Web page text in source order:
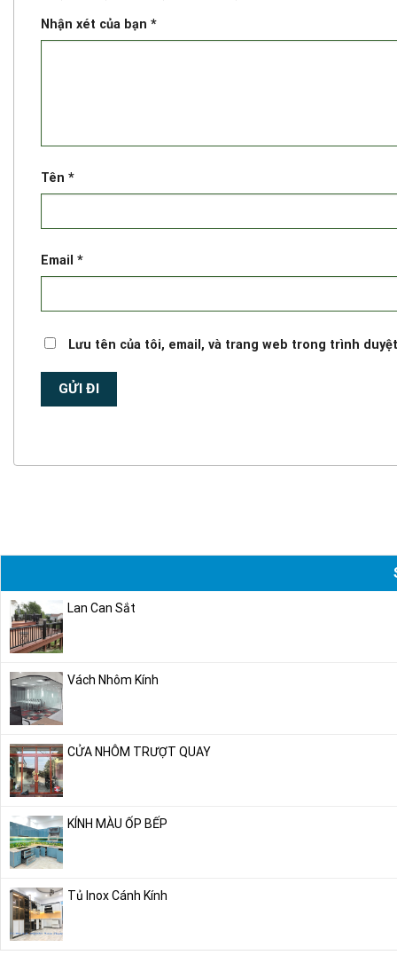
Lan Can Sắt
Vách Nhôm Kính
CỬA NHÔM TRƯỢT QUAY
KÍNH MÀU ỐP BẾP
Tủ Inox Cánh Kính
Nhận xét của bạn *
Tên *
Email *
Lưu tên của tôi, email, và trang web trong trình